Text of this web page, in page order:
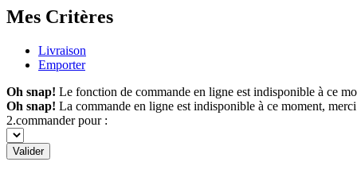
Mes Critères
Livraison
Emporter
Oh snap! Le fonction de commande en ligne est indisponible à ce
Oh snap! La commande en ligne est indisponible à ce moment,
2.commander pour :
Valider